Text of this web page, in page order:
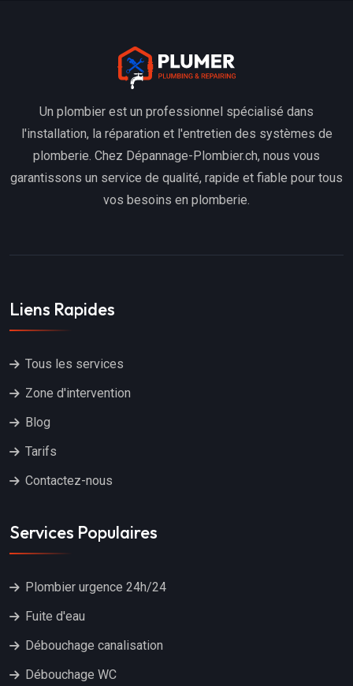
Un plombier est un professionnel spécialisé dans
l'installation, la réparation et l'entretien des systèmes de
plomberie. Chez Dépannage-Plombier.ch, nous vous
garantissons un service de qualité, rapide et fiable pour tous
vos besoins en plomberie.
Liens Rapides
Tous les services
Zone d'intervention
Blog
Tarifs
Contactez-nous
Services Populaires
Plombier urgence 24h/24
Fuite d'eau
Débouchage canalisation
Débouchage WC